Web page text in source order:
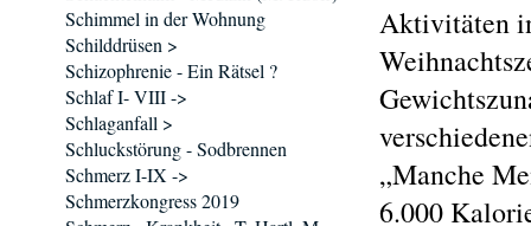
Aktivitäten
„Manche
6.000
Schimmel in der Wohnung
Schilddrüsen >
Schizophrenie - Ein Rätsel ?
Schlaf I- VIII ->
Schlaganfall >
Schluckstörung - Sodbrennen
Schmerz I-IX ->
Schmerzkongress 2019